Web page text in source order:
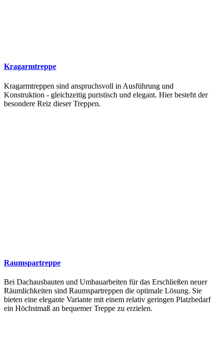
Kragarmtreppe
Kragarmtreppen sind anspruchsvoll in Ausführung und
Konstruktion - gleichzeitig puristisch und elegant. Hier besteht der
besondere Reiz dieser Treppen.
Raumspartreppe
Bei Dachausbauten und Umbauarbeiten für das Erschließen neuer
Räumlichkeiten sind Raumspartreppen die optimale Lösung. Sie
bieten eine elegante Variante mit einem relativ geringen Platzbedarf
ein Höchstmaß an bequemer Treppe zu erzielen.